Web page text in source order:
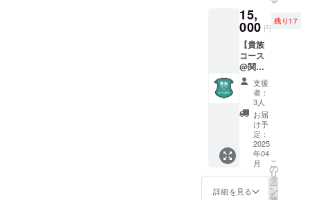
のアカ
ウント
名でも
大丈夫
です。
(公序良
俗に反
するも
のを除
く)
く、ハ
ンドル
や通称
名、
SNS等
のアカ
ウント
名でも
大丈夫
です。
(公序良
俗に反
するも
のを除
く) ・出
版記念
めて、
巻末に
お名前
を掲載
させて
いただ
きま
す。 支
援時、
必ず備
考欄に
掲載を
希望さ
れるお
名前を
ご記入
くださ
15,
000 円
残り17
【貴族
コース
@関
西】 こ
ちらの
コース
では、
以下の
特典を
ご用意
してい
ます。
・お名
前の掲
支援
者：
3人
お届
け予
定：
2025
年04
月
詳細を見る
こ
の
リ
タ
ー
ン
を